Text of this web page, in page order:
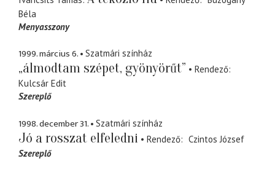
Béla
Menyasszony
1999. március 6. Szatmári színház
„álmodtam szépet, gyönyörűt”
Rendező
Kulcsár Edit
Szereplő
1998. december 31. Szatmári színház
Jó a rosszat elfeledni Rendező
Czintos József
Szereplő